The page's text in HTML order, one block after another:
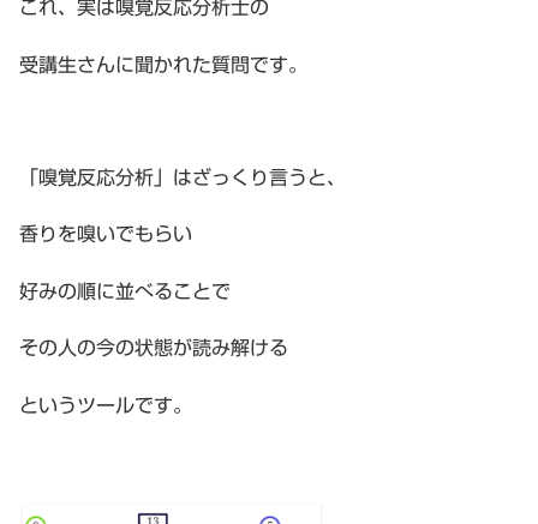
これ、実は嗅覚反応分析士の
受講生さんに聞かれた質問です。
「嗅覚反応分析」はざっくり言うと、
香りを嗅いでもらい
好みの順に並べることで
その人の今の状態が読み解ける
というツールです。